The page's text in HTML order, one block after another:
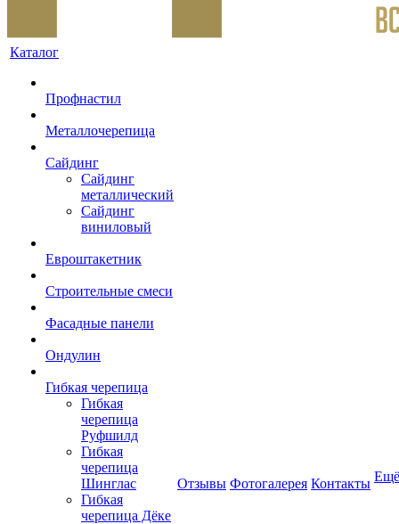
Каталог
Профнастил
Металлочерепица
Сайдинг
Сайдинг
металлический
Сайдинг
виниловый
Евроштакетник
Строительные смеси
Фасадные панели
Ондулин
Гибкая черепица
Гибкая
черепица
Руфшилд
Гибкая
черепица
Шинглас
Гибкая
черепица Дёке
Отзывы Фотогалерея Контакты Ещё